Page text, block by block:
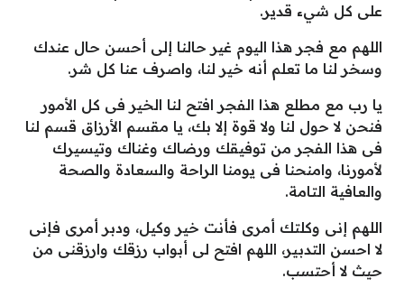
على كل شيء قدير.
اللهم مع فجر هذا اليوم غير حالنا إلى أحسن حال عندك
وسخر لنا ما تعلم أنه خير لنا، واصرف عنا كل شر.
يا رب مع مطلع هذا الفجر افتح لنا الخير فى كل الأمور
فنحن لا حول لنا ولا قوة إلا بك، يا مقسم الأرزاق قسم لنا
فى هذا الفجر من توفيقك ورضاك وغناك وتيسيرك
لأمورنا، وامنحنا فى يومنا الراحة والسعادة والصحة
والعافية التامة.
اللهم إنى وكلتك أمرى فأنت خير وكيل، ودبر أمرى فإنى
لا احسن التدبير، اللهم افتح لى أبواب رزقك وارزقنى من
حيث لا أحتسب.